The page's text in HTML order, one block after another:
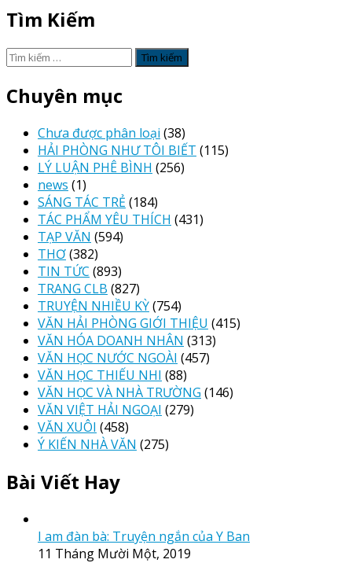
Tìm Kiếm
Tìm
cho:
Chuyên mục
Chưa được phân loại (38)
HẢI PHÒNG NHƯ TÔI BIẾT (115)
LÝ LUẬN PHÊ BÌNH (256)
news (1)
SÁNG TÁC TRẺ (184)
TÁC PHẨM YÊU THÍCH (431)
TẠP VĂN (594)
THƠ(382)
TIN TỨC (893)
TRANG CLB (827)
TRUYỆN NHIỀU KỲ(754)
VĂN HẢI PHÒNG GIỚI THIỆU (415)
VĂN HÓA DOANH NHÂN (313)
VĂN HỌC NƯỚC NGOÀI (457)
VĂN HỌC THIẾU NHI (88)
VĂN HỌC VÀ NHÀ TRƯỜNG (146)
VĂN VIỆT HẢI NGOẠI (279)
VĂN XUÔI (458)
Ý KIẾN NHÀ VĂN (275)
Bài Viết Hay
I am đàn bà: Truyện ngắn của Y Ban
11 Tháng Mười Một, 2019